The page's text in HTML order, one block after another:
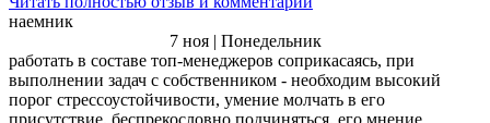
наемник
7 ноя | Понедельник
работать в составе топ-менеджеров соприкасаясь, при
выполнении задач с собственником - необходим высокий
порог стрессоустойчивости, умение молчать в его
присутствие, беспрекословно подчиняться, его мнение